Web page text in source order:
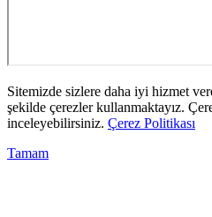
Sitemizde sizlere daha iyi hizmet
şekilde çerezler kullanmaktayız.
inceleyebilirsiniz. Çerez Politikası
Tamam